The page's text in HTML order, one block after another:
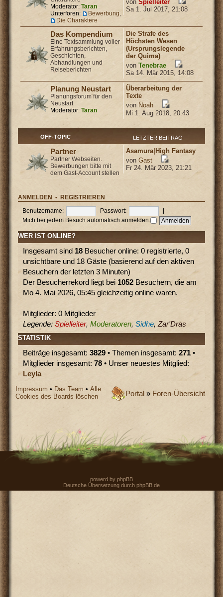
Moderator: Taran
Unterforen:
Bewerbung,
Die Charaktere
vonSpielleiter
Sa 1. Jul 2017, 21:08
Das Kompendium
Eine Textsammlung voller
Erfahrungsberichten,
Geschichten,
Abhandlungen und
Reiseberichten
Die Strafe des
Höchsten Wesen
(Ursprungslegende
der Quima)
vonTenebrae
Sa 14. Mär 2015, 14:08
Planung Neustart
Planungsforum für den
Neustart
Moderator: Taran
Überarbeitung der
Texte
von Noah
Mi 1. Aug 2018, 20:43
OFF-TOPIC LETZTER BEITRAG
Partner
Partner Webseiten.
Bewerbungen bitte mit
dem Gast-Account stellen
Asamura|High Fantasy
vonGast
Fr 24. Mär 2023, 21:21
ANMELDEN •REGISTRIEREN
Benutzername: Passwort:
Mich bei jedem Besuch automatisch anmelden
WER IST ONLINE?
Insgesamt sind 18 Besucher online: 0 registrierte, 0
unsichtbare und 18 Gäste (basierend auf den aktiven
Besuchern der letzten 3 Minuten)
Der Besucherrekord liegt bei 1052 Besuchern, die am
Mo 4. Mai 2026, 05:45 gleichzeitig online waren.
Mitglieder: 0 Mitglieder
Legende:Spielleiter,Moderatoren,Sidhe,Zar'Dras
STATISTIK
Beiträge insgesamt:3829 • Themen insgesamt:271 •
Mitglieder insgesamt:78 • Unser neuestes Mitglied:
Leyla
Portal» Foren-Übersicht
Impressum • Das Team •Alle
Cookies des Boards löschen
powerd by phpBB
Deutsche Übersetzung durch phpBB.de